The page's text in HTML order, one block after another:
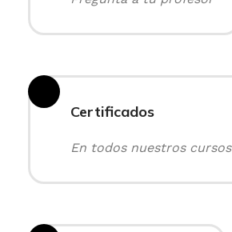
Certificados
En todos nuestros cursos